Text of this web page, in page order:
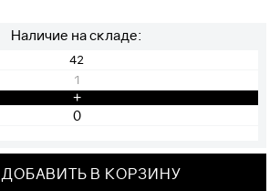
Наличие на складе:
42
1
+
ДОБАВИТЬ В КОРЗИНУ